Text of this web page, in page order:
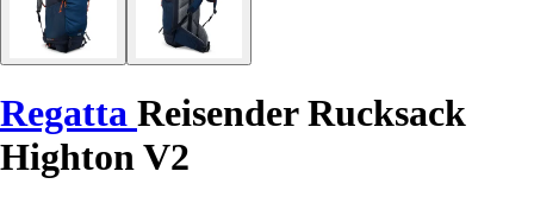
Regatta Reisender Rucksack
Highton V2